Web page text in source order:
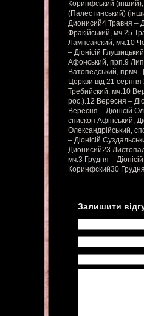
Коринфський (інший),
(Палестинський)
Дионисий4 Травня –
Фракійський, мч.25
Лампсакский, мч.10
– Діонісій
Афонський, прп.9
Ватопедський, прмч..
Церкви від 21
Требийский, мч.10
рос,).12 Вересня –
Вересня – Діонісій
єпископ Афінський;
Олександрійський,
– Діонісій
Дионисий23
мч.3 Грудня –
Коринфский30 Грудня
Залишити